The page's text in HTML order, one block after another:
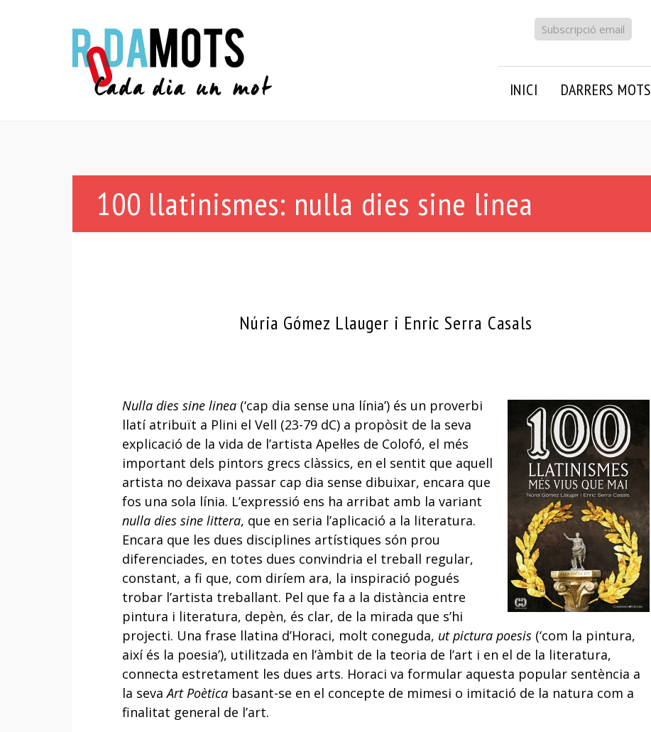
Subscripció email
INICI DARRERS MOTS
100 llatinismes: nulla dies sine linea
Núria Gómez Llauger i Enric Serra Casals
Nulla dies sine linea(‘cap dia sense una línia’) és un proverbi
llatí atribuït a Plini el Vell (23-79 dC) a propòsit de la seva
explicació de la vida de l’artista Apel·les de Colofó, el més
important dels pintors grecs clàssics, en el sentit que aquell
artista no deixava passar cap dia sense dibuixar, encara que
fos una sola línia. L’expressió ens ha arribat amb la variant
nulla dies sine littera, que en seria l’aplicació a la literatura.
Encara que les dues disciplines artístiques són prou
diferenciades, en totes dues convindria el treball regular,
constant, a fi que, com diríem ara, la inspiració pogués
trobar l’artista treballant. Pel que fa a la distància entre
pintura i literatura, depèn, és clar, de la mirada que s’hi
projecti. Una frase llatina d’Horaci, molt coneguda, ut pictura poesis(‘com la pintura,
així és la poesia’), utilitzada en l’àmbit de la teoria de l’art i en el de la literatura,
connecta estretament les dues arts. Horaci va formular aquesta popular sentència a
la sevaArt Poèticabasant-se en el concepte de mimesi o imitació de la natura com a
finalitat general de l’art.